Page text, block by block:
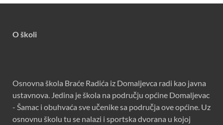
O školi
Osnovna škola Braće Radića iz Domaljevca radi kao javna
ustavnova. Jedina je škola na području općine Domaljevac
- Šamac i obuhvaća sve učenike sa područja ove općine. Uz
osnovnu školu tu se nalazi i sportska dvorana u kojoj